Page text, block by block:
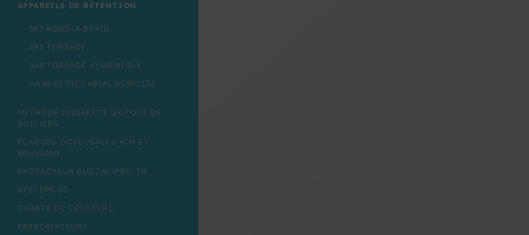
APPAREILS DE RÉTENTION
3A3 BOND-A-BRAID
3A3 TORSADÉ
3A3 TORSADÉ HYGIÉNIQUE
HAWLEY FIL LABIAL ACRYLISÉ
HAWLEY-POSITIONETTE
HAWLEY RÉGULIER
HAWLEY WRAP AROUND
LAZARC
POSITIONETTE
POSITIONNEUR
RETENTION CLASSE III BIO-
MÉTHODE INDIRECTE DE POSE DE
BOITIERS
PLAQUES OCCLUSALES ATM ET
BRUXISME
PROTECTEUR BUCCAL-PRO-T4
SYSTÈME 3D
CHARTE DE COULEURS
PRESCRIPTIONS